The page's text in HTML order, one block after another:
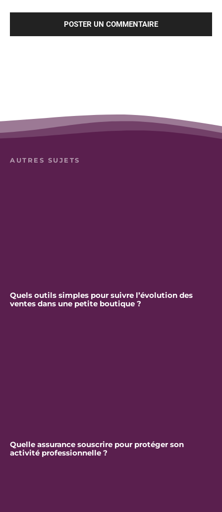
AUTRES SUJETS
Quels outils simples pour suivre l’évolution des
ventes dans une petite boutique ?
Quelle assurance souscrire pour protéger son
activité professionnelle ?